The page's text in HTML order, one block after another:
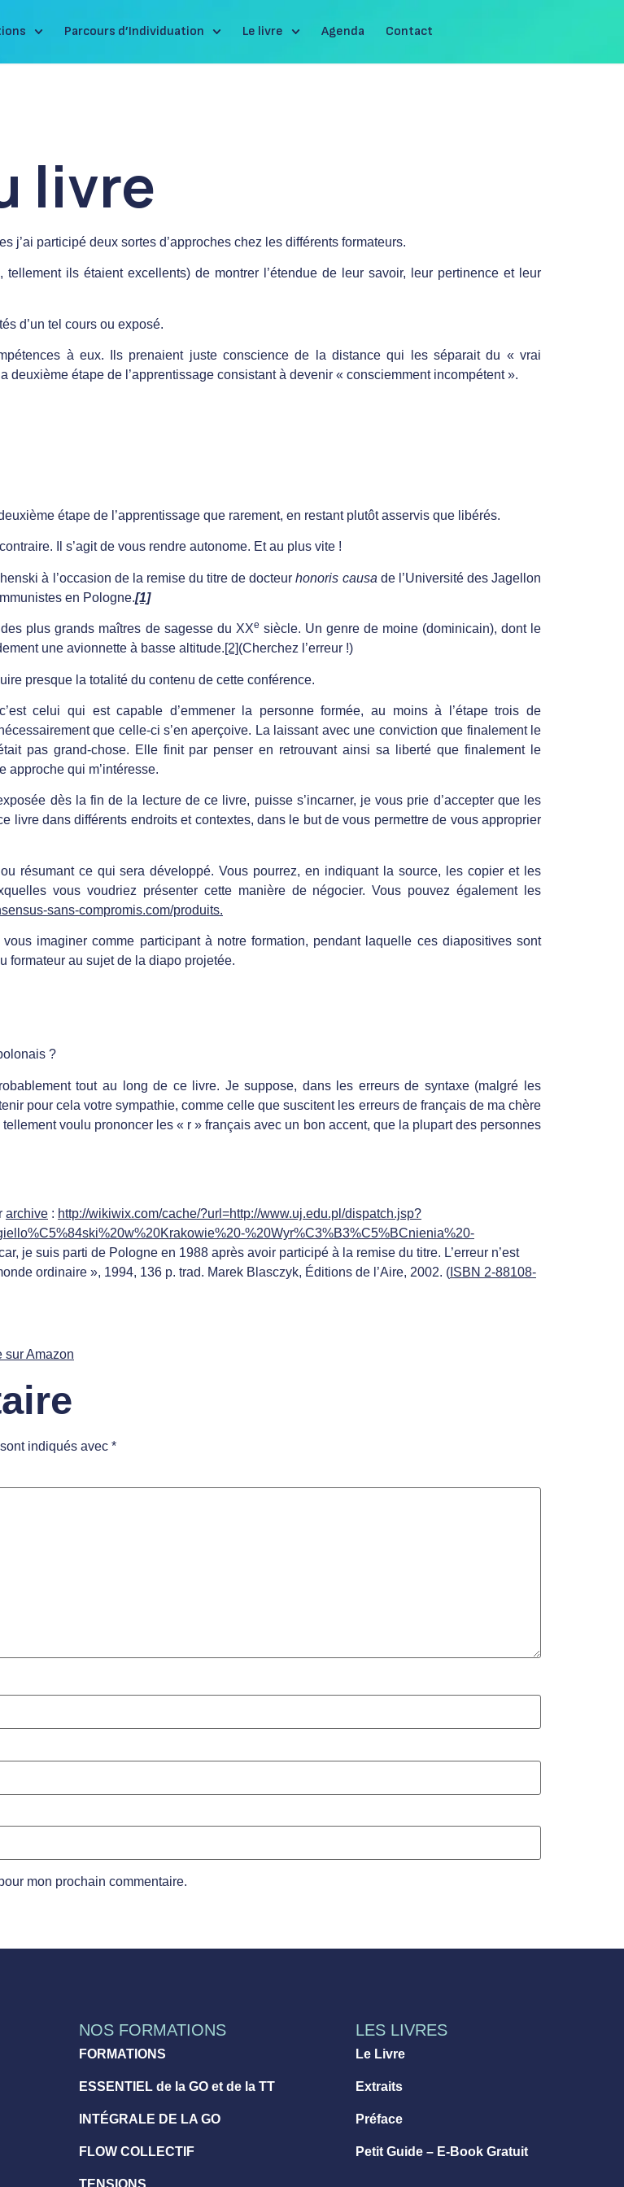
Parcours d’Individuation Le livre Agenda Contact
livre
j’ai participé deux sortes d’approches chez les différents formateurs.
tellement ils étaient excellents) de montrer l’étendue de leur savoir, leur pertinence et leur
d’un tel cours ou exposé.
à eux. Ils prenaient juste conscience de la distance qui les séparait du « vrai
étape de l’apprentissage consistant à devenir « consciemment incompétent ».
étape de l’apprentissage que rarement, en restant plutôt asservis que libérés.
Il s’agit de vous rendre autonome. Et au plus vite !
à l’occasion de la remise du titre de docteurhonoris causa de l’Université des Jagellon
en Pologne.[1]
plus grands maîtres de sagesse du XXe siècle. Un genre de moine (dominicain), dont le
une avionnette à basse altitude.[2](Cherchez l’erreur !)
presque la totalité du contenu de cette conférence.
celui qui est capable d’emmener la personne formée, au moins à l’étape trois de
que celle-ci s’en aperçoive. La laissant avec une conviction que finalement le
pas grand-chose. Elle finit par penser en retrouvant ainsi sa liberté que finalement le
approche qui m’intéresse.
dès la fin de la lecture de ce livre, puisse s’incarner, je vous prie d’accepter que les
livre dans différents endroits et contextes, dans le but de vous permettre de vous approprier
résumant ce qui sera développé. Vous pourrez, en indiquant la source, les copier et les
vous voudriez présenter cette manière de négocier. Vous pouvez également les
sans-compromis.com/produits.
imaginer comme participant à notre formation, pendant laquelle ces diapositives sont
formateur au sujet de la diapo projetée.
?
tout au long de ce livre. Je suppose, dans les erreurs de syntaxe (malgré les
pour cela votre sympathie, comme celle que suscitent les erreurs de français de ma chère
voulu prononcer les « r » français avec un bon accent, que la plupart des personnes
archive : http://wikiwix.com/cache/?url=http://www.uj.edu.pl/dispatch.jsp?
%20Wyr%C3%B3%C5%BCnienia%20-
je suis parti de Pologne en 1988 après avoir participé à la remise du titre. L’erreur n’est
ordinaire », 1994, 136 p. trad. Marek Blasczyk, Éditions de l’Aire, 2002. ( ISBN 2-88108-
sur Amazon
indiqués avec *
mon prochain commentaire.
NOS FORMATIONS
FORMATIONS
ESSENTIEL de la GO et de la TT
INTÉGRALE DE LA GO
FLOW COLLECTIF
LES LIVRES
Le Livre
Extraits
Préface
Petit Guide – E-Book Gratuit